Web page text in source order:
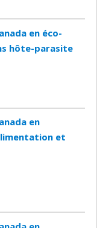
en éco-
hôte-parasite
en
et